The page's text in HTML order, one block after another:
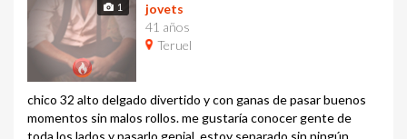
1
jovets
41 años
Teruel
chico 32 alto delgado divertido y con ganas de pasar buenos
momentos sin malos rollos. me gustaría conocer gente de
toda los lados y pasarlo genial. estoy separado sin ningún